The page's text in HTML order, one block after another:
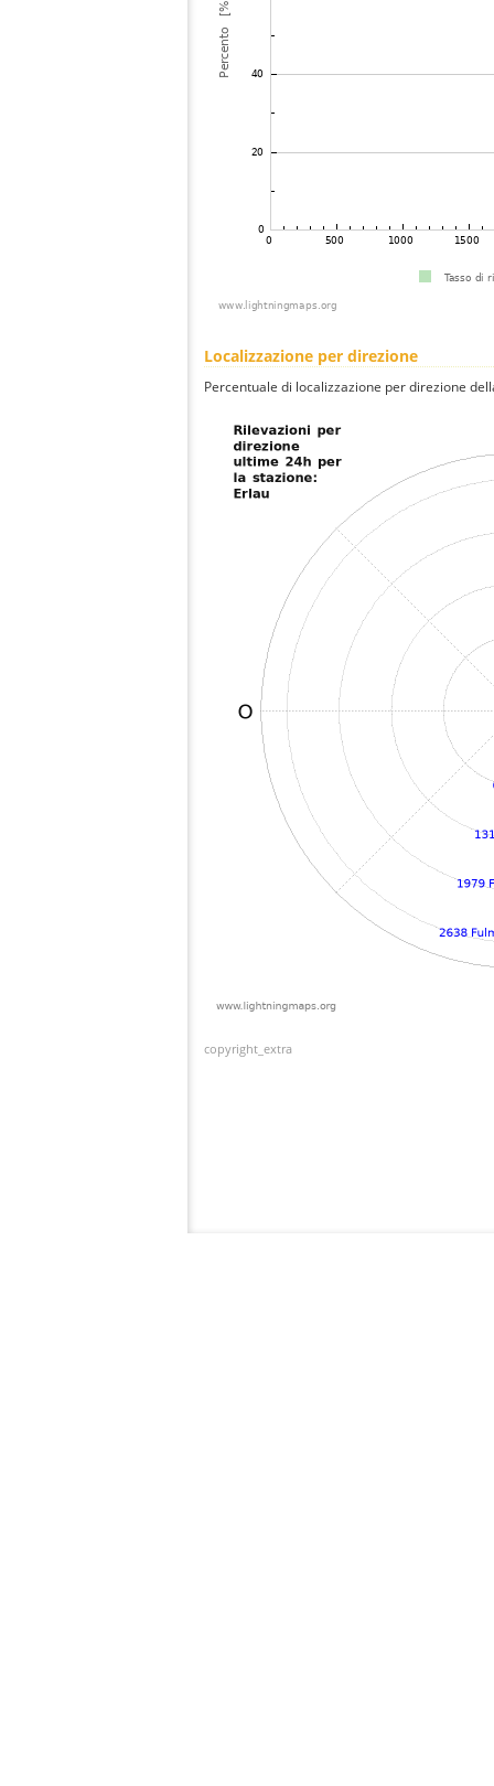
Localizzazione per direzione
Percentuale di localizzazione per direzione
copyright_extra